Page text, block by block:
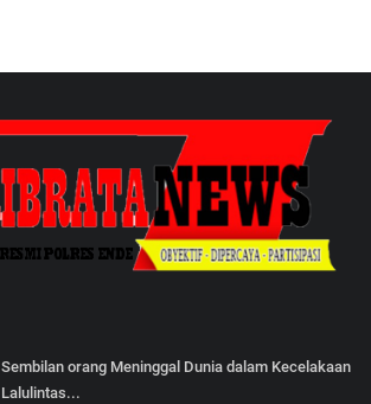
Sembilan orang Meninggal Dunia dalam Kecelakaan
Lalulintas...